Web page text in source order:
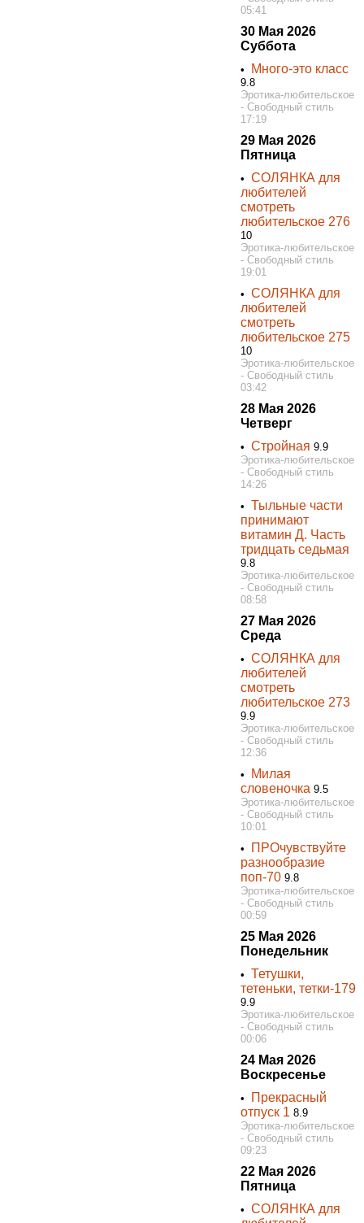
05:41
30 Мая 2026
Суббота
• Много-это класс
9.8
Эротика-любительское
- Свободный стиль
17:19
29 Мая 2026
Пятница
•СОЛЯНКА для
любителей
смотреть
любительское 276
10
Эротика-любительское
- Свободный стиль
19:01
•СОЛЯНКА для
любителей
смотреть
любительское 275
10
Эротика-любительское
- Свободный стиль
03:42
28 Мая 2026
Четверг
•Стройная 9.9
Эротика-любительское
- Свободный стиль
14:26
• Тыльные части
принимают
витамин Д. Часть
тридцать седьмая
9.8
Эротика-любительское
- Свободный стиль
08:58
27 Мая 2026
Среда
•СОЛЯНКА для
любителей
смотреть
любительское 273
9.9
Эротика-любительское
- Свободный стиль
12:36
•
Милая
словеночка 9.5
Эротика-любительское
- Свободный стиль
10:01
•
ПРОчувствуйте
разнообразие
поп-70 9.8
Эротика-любительское
- Свободный стиль
00:59
25 Мая 2026
Понедельник
• Тетушки,
тетеньки, тетки-179
9.9
Эротика-любительское
- Свободный стиль
00:06
24 Мая 2026
Воскресенье
•
Прекрасный
отпуск 1 8.9
Эротика-любительское
- Свободный стиль
09:23
22 Мая 2026
Пятница
•СОЛЯНКА для